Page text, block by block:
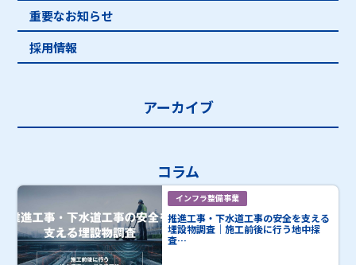
重要なお知らせ
採用情報
アーカイブ
コラム
インフラ整備事業
推進工事・下水道工事の安全を支える
埋設物調査｜施工前後に行う地中探
査…